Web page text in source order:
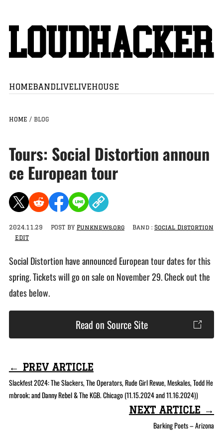
HOMEBANDLIVELIVEHOUSE
HOME / BLOG
Tours: Social Distortion announ
ce European tour
2024.11.29 POST BY Punknews.org Band : Social Distortion
EDIT
Social Distortion have announced European tour dates for this
spring. Tickets will go on sale on November 29. Check out the
dates below.
Read on Source Site
← PREV ARTICLE
Slackfest 2024: The Slackers, The Operators, Rude Girl Revue, Meskales, Todd He
mbrook; and Danny Rebel & The KGB. Chicago (11.15.2024 and 11.16.2024))
NEXT ARTICLE →
Barking Poets – Arizona